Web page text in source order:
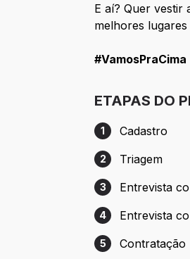
E aí? Quer vestir
melhores
#VamosPraCima
ETAPAS DO
Etapa 1: Cadastro
1 Cadastro
Etapa 2: Triagem
2 Triagem
Etapa 3:
3 Entrevista
Etapa 4:
4 Entrevista
Etapa 5:
5 Contratação